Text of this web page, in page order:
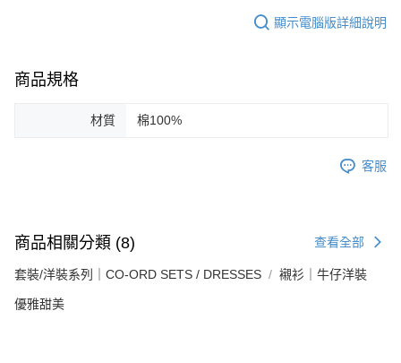
顯示電腦版詳細說明
商品規格
材質 棉100%
客服
商品相關分類 (8) 查看全部
套裝/洋裝系列｜CO-ORD SETS / DRESSES 襯衫｜牛仔洋裝
優雅甜美